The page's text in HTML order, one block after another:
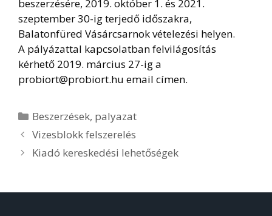
beszerzésére, 2019. október 1. és 2021.
szeptember 30-ig terjedő időszakra,
Balatonfüred Vásárcsarnok vételezési helyen.
A pályázattal kapcsolatban felvilágosítás
kérhető 2019. március 27-ig a
probiort@probiort.hu email címen.
Kategória
Beszerzések, palyazat
Vizesblokk felszerelés
Kiadó kereskedési lehetőségek